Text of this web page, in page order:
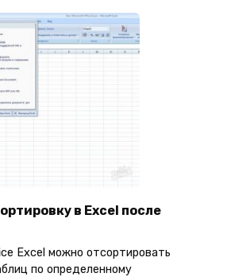
в Excel после
Excel можно отсортировать
по определенному